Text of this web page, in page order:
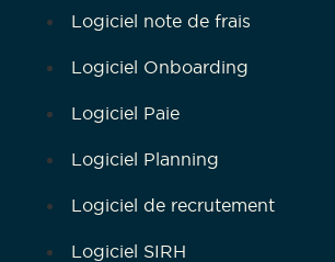
Logiciel note de frais
Logiciel Onboarding
Logiciel Paie
Logiciel Planning
Logiciel de recrutement
Logiciel SIRH